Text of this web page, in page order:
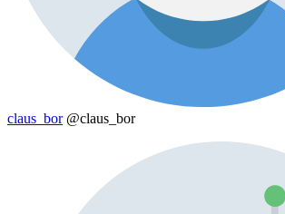
claus_bor @claus_bor